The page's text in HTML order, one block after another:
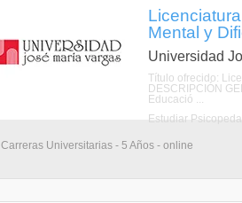
Mental y
Universidad
Título ofrecido:
DESCRIPCIÓN
Educació ...
Estudiar
Carreras Universitarias - 5 Años - online